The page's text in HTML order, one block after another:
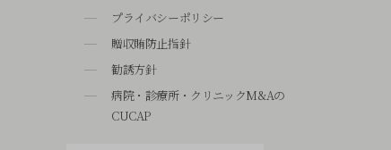
プライバシーポリシー
贈収賄防止指針
勧誘方針
病院・診療所・クリニックM&Aの
CUCAP